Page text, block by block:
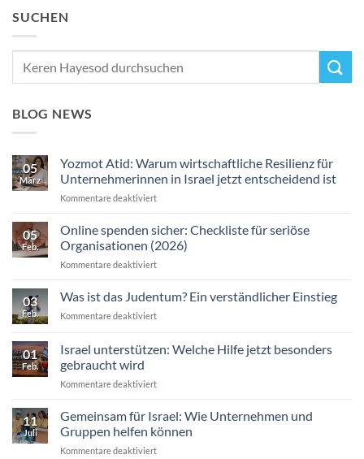
SUCHEN
BLOG NEWS
05
März
Yozmot Atid: Warum wirtschaftliche Resilienz für
Unternehmerinnen in Israel jetzt entscheidend ist
Kommentare deaktiviertfür
Atid:
Warum
wirtschaftliche
Resilienz
Unternehmerinnen
Israel
entscheidend
05
Feb.
Online spenden sicher: Checkliste für seriöse
Organisationen (2026)
Kommentare deaktiviertfür
spenden
Checkliste
seriöse
03
Feb.
Was ist das Judentum? Ein verständlicher Einstieg
Kommentare deaktiviertfür
das
Ein
Einstieg
01
Feb.
Israel unterstützen: Welche Hilfe jetzt besonders
gebraucht wird
Kommentare deaktiviertfür
unterstützen:
Hilfe
jetzt
11
Juli
Gemeinsam für Israel: Wie Unternehmen und
Gruppen helfen können
Kommentare deaktiviertfür